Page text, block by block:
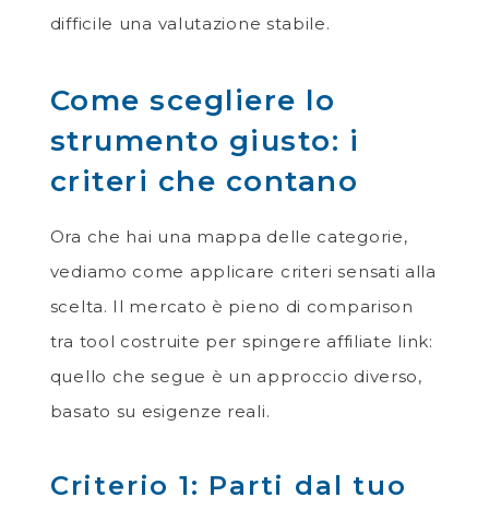
difficile una valutazione stabile.
Come scegliere lo
strumento giusto: i
criteri che contano
Ora che hai una mappa delle categorie,
vediamo come applicare criteri sensati alla
scelta. Il mercato è pieno di comparison
tra tool costruite per spingere affiliate link:
quello che segue è un approccio diverso,
basato su esigenze reali.
Criterio 1: Parti dal tuo